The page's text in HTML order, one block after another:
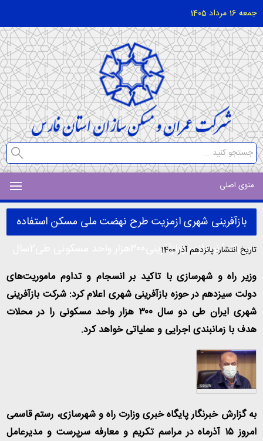
جمعه 16 مرداد 1405
منوی اصلی
بازآفرینی شهری ازمزیت طرح نهضت ملی مسکن استفاده
می‌کند/نوسازی وبازآفرینی۳۰۰هزار واحد مسکونی طی2سال
تاریخ انتشار: پانزدهم آذر 1400
وزیر راه و شهرسازی با تاکید بر انسجام و تداوم ماموریت‌های
دولت سیزدهم در حوزه بازآفرینی شهری اعلام کرد: شرکت بازآفرینی
شهری ایران طی دو سال ۳۰۰ هزار واحد مسکونی را در محلات
هدف با زمانبندی اجرایی و عملیاتی خواهد کرد.
به گزارش خبرنگار پایگاه خبری وزارت راه و شهرسازی، رستم قاسمی
امروز ۱۵ آذرماه در مراسم تکریم و معارفه سرپرست و مدیرعامل